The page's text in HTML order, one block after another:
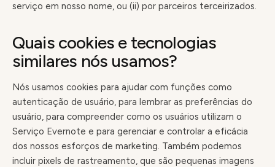
serviço em nosso nome, ou (ii) por parceiros terceirizados.
Quais cookies e tecnologias
similares nós usamos?
Nós usamos cookies para ajudar com funções como
autenticação de usuário, para lembrar as preferências do
usuário, para compreender como os usuários utilizam o
Serviço Evernote e para gerenciar e controlar a eficácia
dos nossos esforços de marketing. Também podemos
incluir pixels de rastreamento, que são pequenas imagens